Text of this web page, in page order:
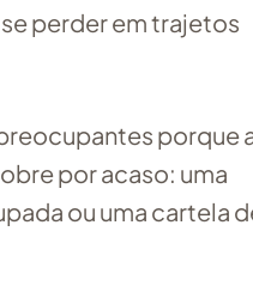
perder em trajetos
porque
por acaso: uma
ou uma cartela